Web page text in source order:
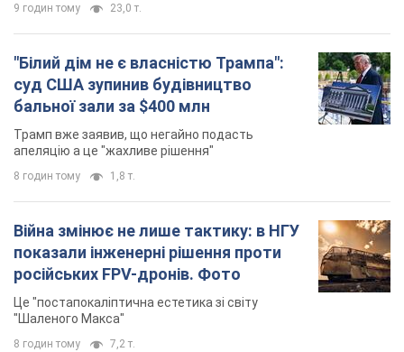
9 годин тому 23,0 т.
"Білий дім не є власністю Трампа":
суд США зупинив будівництво
бальної зали за $400 млн
Трамп вже заявив, що негайно подасть
апеляцію а це "жахливе рішення"
8 годин тому 1,8 т.
Війна змінює не лише тактику: в НГУ
показали інженерні рішення проти
російських FPV-дронів. Фото
Це "постапокаліптична естетика зі світу
"Шаленого Макса"
8 годин тому 7,2 т.